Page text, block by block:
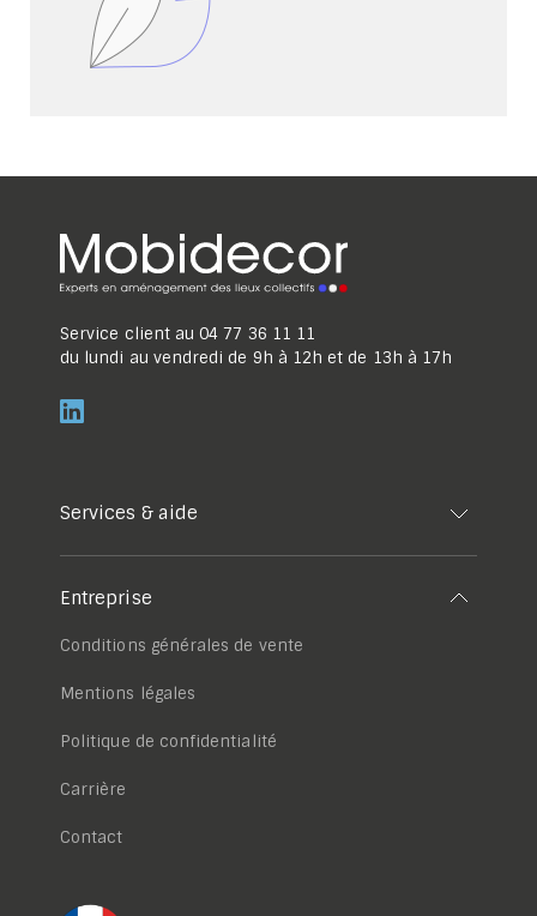
Service client au 04 77 36 11 11
du lundi au vendredi de 9h à 12h et de 13h à 17h
Services & aide
Entreprise
Conditions générales de vente
Mentions légales
Politique de confidentialité
Carrière
Contact